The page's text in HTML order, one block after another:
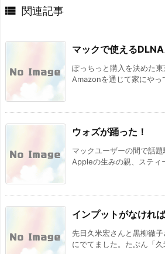
 関連記事
マックで使えるDLNA
ぽっちっと購入を決めた
Amazonを通じて家にやっ
ウォズが踊った！
マックユーザーの間で話
Appleの生みの親、スティ
インプットがなければ
先日久米宏さんと黒柳徹
にでてました。たぶん「